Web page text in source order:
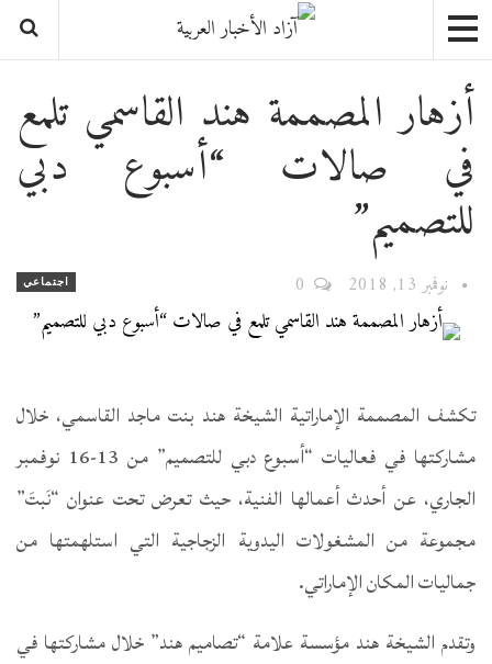
أزهار المصممة هند القاسمي تلمع
في صالات “أسبوع دبي
للتصميم”
اجتماعي نوفمبر 13, 2018
تكشف المصممة الإماراتية الشيخة هند بنت ماجد القاسمي، خلال
مشاركتها في فعاليات “أسبوع دبي للتصميم” من 13-16 نوفمبر
الجاري، عن أحدث أعمالها الفنية، حيث تعرض تحت عنوان “نَبتَ”
مجموعة من المشغولات اليدوية الزجاجية التي استلهمتها من
جماليات المكان الإماراتي.
وتقدم الشيخة هند مؤسسة علامة “تصاميم هند” خلال مشاركتها في